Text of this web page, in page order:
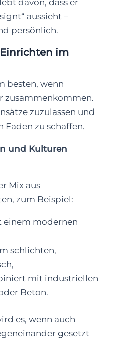
davon, dass er
aussieht –
persönlich.
im
besten, wenn
zusammenkommen.
zuzulassen und
zu schaffen.
und Kulturen
Mix aus
zum Beispiel:
einem modernen
schlichten,
mit industriellen
Beton.
es, wenn auch
gesetzt